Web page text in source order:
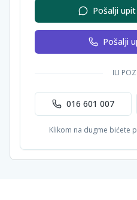
Pošalji
Pošalji
ILI
016 601 007
Klikom na dugme bićete